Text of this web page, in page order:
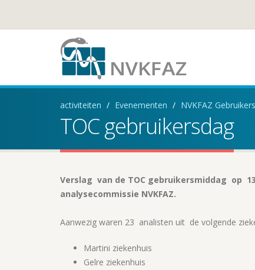
activiteiten Evenementen NVKFAZ
TOC gebruikersdag
Verslag van de TOC gebruikersmiddag op
analysecommissie NVKFAZ.
Aanwezig waren 23 analisten uit de volgende
Martini ziekenhuis
Gelre ziekenhuis